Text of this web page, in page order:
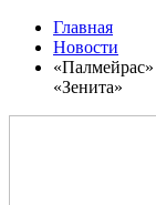
Главная
Новости
«Палмейрас»
«Зенита»